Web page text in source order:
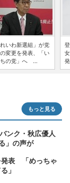
れいわ新選組」が党
変更を発表、「い
の党」へ ...
もっと見る
ンク・秋広優人
」の声が
発表 「めっちゃ
」